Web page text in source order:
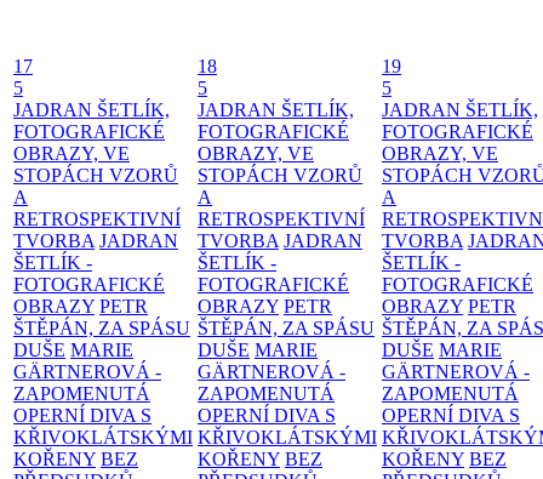
17
5
JADRAN ŠETLÍK,
FOTOGRAFICKÉ
OBRAZY, VE
STOPÁCH VZORŮ
A
RETROSPEKTIVNÍ
TVORBA JADRAN
ŠETLÍK -
FOTOGRAFICKÉ
OBRAZY PETR
ŠTĚPÁN, ZA SPÁSU
DUŠE MARIE
GÄRTNEROVÁ -
ZAPOMENUTÁ
OPERNÍ DIVA S
KŘIVOKLÁTSKÝMI
KOŘENY BEZ
18
5
JADRAN ŠETLÍK,
FOTOGRAFICKÉ
OBRAZY, VE
STOPÁCH VZORŮ
A
RETROSPEKTIVNÍ
TVORBA JADRAN
ŠETLÍK -
FOTOGRAFICKÉ
OBRAZY PETR
ŠTĚPÁN, ZA SPÁSU
DUŠE MARIE
GÄRTNEROVÁ -
ZAPOMENUTÁ
OPERNÍ DIVA S
KŘIVOKLÁTSKÝMI
KOŘENY BEZ
19
5
JADRAN ŠETLÍK,
FOTOGRAFICKÉ
OBRAZY, VE
STOPÁCH
A
TVORBA
ŠETLÍK -
FOTOGRAFICKÉ
OBRAZY PETR
ŠTĚPÁN, ZA
DUŠE MARIE
GÄRTNEROVÁ -
ZAPOMENUTÁ
OPERNÍ DIVA S
KOŘENY BEZ